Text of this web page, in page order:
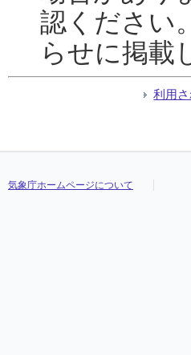
認ください
らせに掲載
利用
気象庁ホームページについて